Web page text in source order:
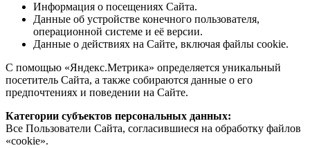
Информация о посещениях Сайта.
Данные об устройстве конечного пользователя,
операционной системе и её версии.
Данные о действиях на Сайте, включая файлы cookie.
С помощью «Яндекс.Метрика» определяется уникальный
посетитель Сайта, а также собираются данные о его
предпочтениях и поведении на Сайте.
Категории субъектов персональных данных:
Все Пользователи Сайта, согласившиеся на обработку файлов
«cookie».